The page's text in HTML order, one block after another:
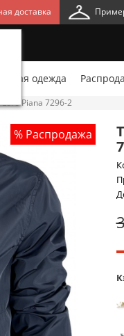
доставка
одежда
Piana 7296-2
% Распродажа